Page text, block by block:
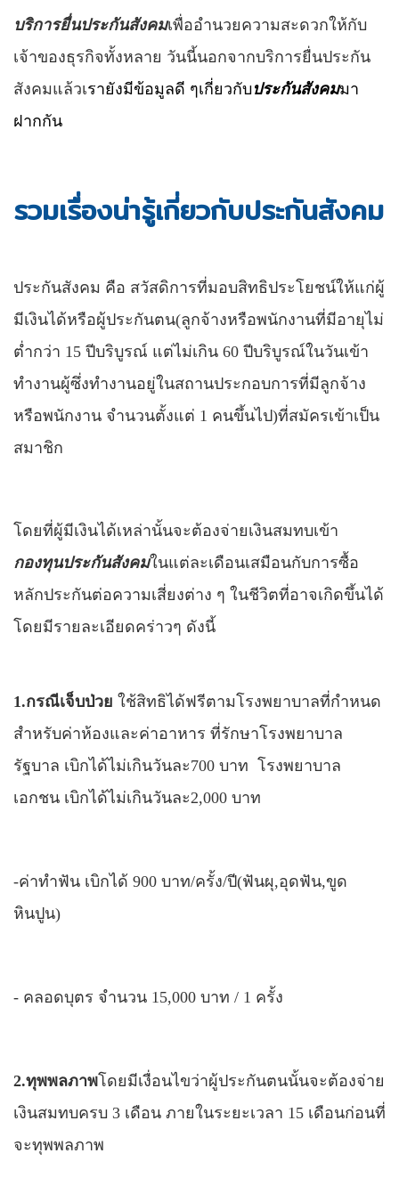
บริการยื่นประกันสังคมเพื่ออำนวยความสะดวกให้กับ
เจ้าของธุรกิจทั้งหลาย วันนี้นอกจากบริการยื่นประกัน
สังคมแล้วเรายังมีข้อมูลดี ๆเกี่ยวกับประกันสังคมมา
ฝากกัน
รวมเรื่องน่ารู้เกี่ยวกับประกันสังคม
ประกันสังคม คือ สวัสดิการที่มอบสิทธิประโยชน์ให้แก่ผู้
มีเงินได้หรือผู้ประกันตน(ลูกจ้างหรือพนักงานที่มีอายุไม่
ต่ำกว่า 15 ปีบริบูรณ์ แต่ไม่เกิน 60 ปีบริบูรณ์ในวันเข้า
ทำงานผู้ซึ่งทำงานอยู่ในสถานประกอบการที่มีลูกจ้าง
หรือพนักงาน จำนวนตั้งแต่ 1 คนขึ้นไป)ที่สมัครเข้าเป็น
สมาชิก
โดยที่ผู้มีเงินได้เหล่านั้นจะต้องจ่ายเงินสมทบเข้า
กองทุนประกันสังคมในแต่ละเดือนเสมือนกับการซื้อ
หลักประกันต่อความเสี่ยงต่าง ๆ ในชีวิตที่อาจเกิดขึ้นได้
โดยมีรายละเอียดคร่าวๆ ดังนี้
1.กรณีเจ็บป่วย ใช้สิทธิได้ฟรีตามโรงพยาบาลที่กำหนด
สำหรับค่าห้องและค่าอาหาร ที่รักษาโรงพยาบาล
รัฐบาล เบิกได้ไม่เกินวันละ700 บาท โรงพยาบาล
เอกชน เบิกได้ไม่เกินวันละ2,000 บาท
-ค่าทำฟัน เบิกได้ 900 บาท/ครั้ง/ปี(ฟันผุ,อุดฟัน,ขูด
หินปูน)
- คลอดบุตร จำนวน 15,000 บาท / 1 ครั้ง
2.ทุพพลภาพโดยมีเงื่อนไขว่าผู้ประกันตนนั้นจะต้องจ่าย
เงินสมทบครบ 3 เดือน ภายในระยะเวลา 15 เดือนก่อนที่
จะทุพพลภาพ